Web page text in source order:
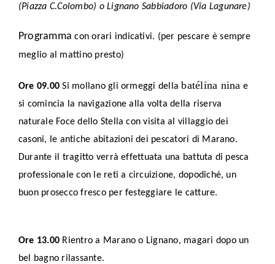
(Piazza C.Colombo) o Lignano Sabbiadoro (Via Lagunare)
Programmacon orari indicativi. (per pescare è sempre
meglio al mattino presto)
Ore 09.00Si mollano gli ormeggi della batélina nina e
si comincia la navigazione alla volta della riserva
naturale Foce dello Stella con visita al villaggio dei
casoni, le antiche abitazioni dei pescatori di Marano.
Durante il tragitto verrà effettuata una battuta di pesca
professionale con le reti a circuizione, dopodiché, un
buon prosecco fresco per festeggiare le catture.
Ore 13.00 Rientro a Marano o Lignano, magari dopo un
bel bagno rilassante.